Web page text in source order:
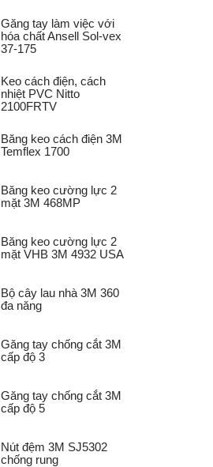
Găng tay làm việc với
hóa chất Ansell Sol-vex
37-175
Keo cách điện, cách
nhiệt PVC Nitto
2100FRTV
Băng keo cách điện 3M
Temflex 1700
Băng keo cường lực 2
mặt 3M 468MP
Băng keo cường lực 2
mặt VHB 3M 4932 USA
Bộ cây lau nhà 3M 360
đa năng
Găng tay chống cắt 3M
cấp độ 3
Găng tay chống cắt 3M
cấp độ 5
Nút đệm 3M SJ5302
chống rung